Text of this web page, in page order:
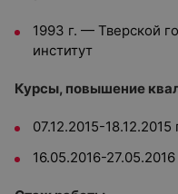
1993 г. — Тверской
институт
Курсы, повышение
07.12.2015-
16.05.2016-